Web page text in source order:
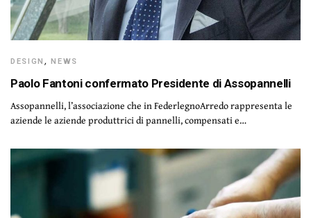
DESIGN ,NEWS
Paolo Fantoni confermato Presidente di Assopannelli
Assopannelli, l’associazione che in FederlegnoArredo rappresenta le
aziende le aziende produttrici di pannelli, compensati e…